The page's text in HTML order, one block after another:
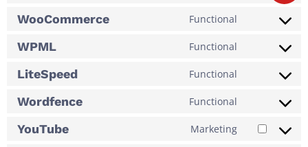
WooCommerce Functional
WPML Functional
LiteSpeed Functional
Wordfence Functional
YouTube Marketing